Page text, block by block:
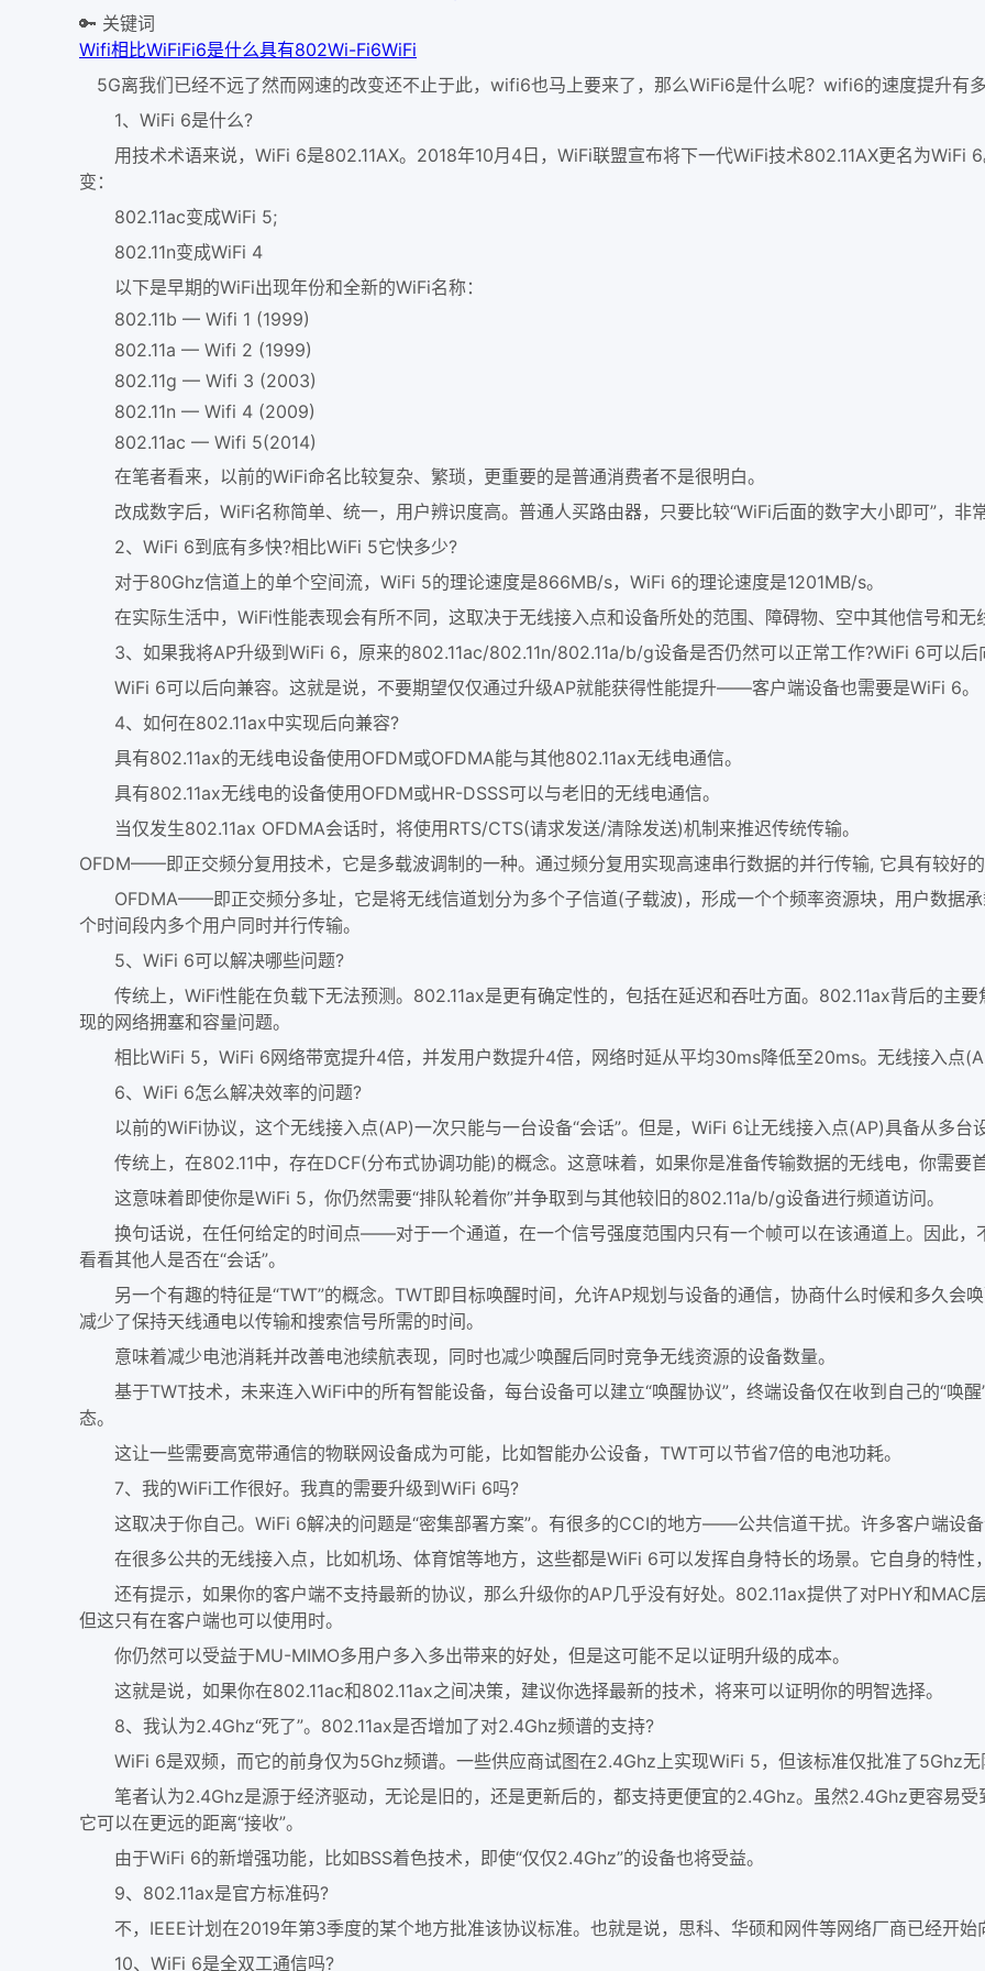
🔑 关键词
Wifi相比WiFiFi6是什么具有802Wi-Fi6WiFi
5G离我们已经不远了然而网速的改变还不止于此，wifi6也马上要来了，那么WiFi6是什么呢？wifi6的速度提升有
1、WiFi 6是什么?
用技术术语来说，WiFi 6是802.11AX。2018年10月4日，WiFi联盟宣布将下一代WiFi技术802.11AX更名为WiFi
变：
802.11ac变成WiFi 5;
802.11n变成WiFi 4
以下是早期的WiFi出现年份和全新的WiFi名称：
802.11b — Wifi 1 (1999)
802.11a — Wifi 2 (1999)
802.11g — Wifi 3 (2003)
802.11n — Wifi 4 (2009)
802.11ac — Wifi 5(2014)
在笔者看来，以前的WiFi命名比较复杂、繁琐，更重要的是普通消费者不是很明白。
改成数字后，WiFi名称简单、统一，用户辨识度高。普通人买路由器，只要比较“WiFi后面的数字大小即可”，非
2、WiFi 6到底有多快?相比WiFi 5它快多少?
对于80Ghz信道上的单个空间流，WiFi 5的理论速度是866MB/s，WiFi 6的理论速度是1201MB/s。
在实际生活中，WiFi性能表现会有所不同，这取决于无线接入点和设备所处的范围、障碍物、空中其他信号和无
3、如果我将AP升级到WiFi 6，原来的802.11ac/802.11n/802.11a/b/g设备是否仍然可以正常工作?WiFi 6可以后
WiFi 6可以后向兼容。这就是说，不要期望仅仅通过升级AP就能获得性能提升——客户端设备也需要是WiFi 6。
4、如何在802.11ax中实现后向兼容?
具有802.11ax的无线电设备使用OFDM或OFDMA能与其他802.11ax无线电通信。
具有802.11ax无线电的设备使用OFDM或HR-DSSS可以与老旧的无线电通信。
当仅发生802.11ax OFDMA会话时，将使用RTS/CTS(请求发送/清除发送)机制来推迟传统传输。
OFDM——即正交频分复用技术，它是多载波调制的一种。通过频分复用实现高速串行数据的并行传输, 它具有较好
OFDMA——即正交频分多址，它是将无线信道划分为多个子信道(子载波)，形成一个个频率资源块，用户数据承
个时间段内多个用户同时并行传输。
5、WiFi 6可以解决哪些问题?
传统上，WiFi性能在负载下无法预测。802.11ax是更有确定性的，包括在延迟和吞吐方面。802.11ax背后的主要
现的网络拥塞和容量问题。
相比WiFi 5，WiFi 6网络带宽提升4倍，并发用户数提升4倍，网络时延从平均30ms降低至20ms。无线接入点
6、WiFi 6怎么解决效率的问题?
以前的WiFi协议，这个无线接入点(AP)一次只能与一台设备“会话”。但是，WiFi 6让无线接入点(AP)具备从多台
传统上，在802.11中，存在DCF(分布式协调功能)的概念。这意味着，如果你是准备传输数据的无线电，你需要
这意味着即使你是WiFi 5，你仍然需要“排队轮着你”并争取到与其他较旧的802.11a/b/g设备进行频道访问。
换句话说，在任何给定的时间点——对于一个通道，在一个信号强度范围内只有一个帧可以在该通道上。因此，
看看其他人是否在“会话”。
另一个有趣的特征是“TWT”的概念。TWT即目标唤醒时间，允许AP规划与设备的通信，协商什么时候和多久会
减少了保持天线通电以传输和搜索信号所需的时间。
意味着减少电池消耗并改善电池续航表现，同时也减少唤醒后同时竞争无线资源的设备数量。
基于TWT技术，未来连入WiFi中的所有智能设备，每台设备可以建立“唤醒协议”，终端设备仅在收到自己的“唤
态。
这让一些需要高宽带通信的物联网设备成为可能，比如智能办公设备，TWT可以节省7倍的电池功耗。
7、我的WiFi工作很好。我真的需要升级到WiFi 6吗?
这取决于你自己。WiFi 6解决的问题是“密集部署方案”。有很多的CCI的地方——公共信道干扰。许多客户端设
在很多公共的无线接入点，比如机场、体育馆等地方，这些都是WiFi 6可以发挥自身特长的场景。它自身的特性
还有提示，如果你的客户端不支持最新的协议，那么升级你的AP几乎没有好处。802.11ax提供了对PHY和
但这只有在客户端也可以使用时。
你仍然可以受益于MU-MIMO多用户多入多出带来的好处，但是这可能不足以证明升级的成本。
这就是说，如果你在802.11ac和802.11ax之间决策，建议你选择最新的技术，将来可以证明你的明智选择。
8、我认为2.4Ghz“死了”。802.11ax是否增加了对2.4Ghz频谱的支持?
WiFi 6是双频，而它的前身仅为5Ghz频谱。一些供应商试图在2.4Ghz上实现WiFi 5，但该标准仅批准了5Ghz无
笔者认为2.4Ghz是源于经济驱动，无论是旧的，还是更新后的，都支持更便宜的2.4Ghz。虽然2.4Ghz更容易受
它可以在更远的距离“接收”。
由于WiFi 6的新增强功能，比如BSS着色技术，即使“仅仅2.4Ghz”的设备也将受益。
9、802.11ax是官方标准码?
不，IEEE计划在2019年第3季度的某个地方批准该协议标准。也就是说，思科、华硕和网件等网络厂商已经开始
10、WiFi 6是全双工通信吗?